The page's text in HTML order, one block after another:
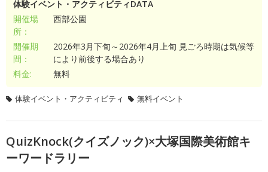
体験イベント・アクティビティDATA
開催場
所：
西部公園
開催期
間：
2026年3月下旬～2026年4月上旬 見ごろ時期は気候等
により前後する場合あり
料金:
無料
体験イベント・アクティビティ 無料イベント
QuizKnock(クイズノック)×大塚国際美術館キ
ーワードラリー